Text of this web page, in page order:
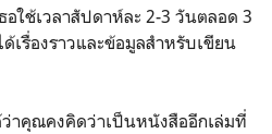
อใช้เวลาสัปดาห์ละ 2-3 วันตลอด 3
เรื่องราวและข้อมูลสำหรับเขียน
าคุณคงคิดว่าเป็นหนังสืออีกเล่มที่